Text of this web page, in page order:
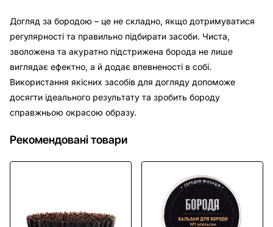
Догляд за бородою – це не складно, якщо дотримуватися
регулярності та правильно підбирати засоби. Чиста,
зволожена та акуратно підстрижена борода не лише
виглядає ефектно, а й додає впевненості в собі.
Використання якісних засобів для догляду допоможе
досягти ідеального результату та зробить бороду
справжньою окрасою образу.
Рекомендовані товари